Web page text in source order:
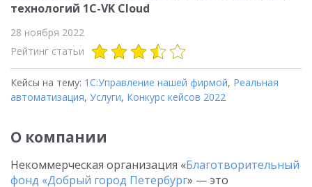
технологий 1С-VK Cloud
28 ноября 2022
Рейтинг статьи
Кейсы на тему: 1С:Управление нашей фирмой, Реальная
автоматизация, Услуги, Конкурс кейсов 2022
О компании
Некоммерческая организация «Благотворительный
фонд «Добрый город Петербург» — это